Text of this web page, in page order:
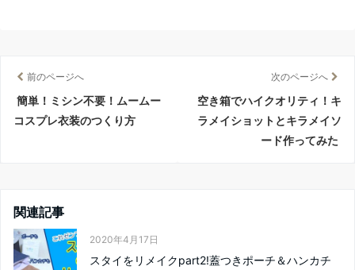
前のページへ
簡単！ミシン不要！ムームー
コスプレ衣装のつくり方
次のページへ
空き箱でハイクオリティ！キ
ラメイショットとキラメイソ
ード作ってみた
関連記事
2020年4月17日
スタイをリメイクpart2!蓋つきポーチ＆ハンカチ